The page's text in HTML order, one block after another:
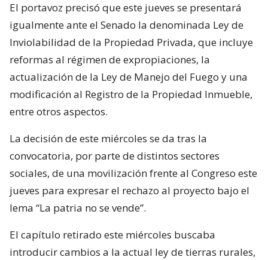
El portavoz precisó que este jueves se presentará
igualmente ante el Senado la denominada Ley de
Inviolabilidad de la Propiedad Privada, que incluye
reformas al régimen de expropiaciones, la
actualización de la Ley de Manejo del Fuego y una
modificación al Registro de la Propiedad Inmueble,
entre otros aspectos.
La decisión de este miércoles se da tras la
convocatoria, por parte de distintos sectores
sociales, de una movilización frente al Congreso este
jueves para expresar el rechazo al proyecto bajo el
lema “La patria no se vende”.
El capítulo retirado este miércoles buscaba
introducir cambios a la actual ley de tierras rurales,